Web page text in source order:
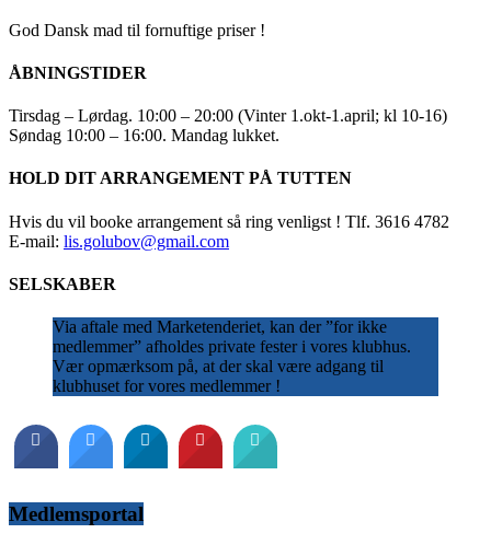
God Dansk mad til fornuftige priser !
ÅBNINGSTIDER
Tirsdag – Lørdag. 10:00 – 20:00 (Vinter 1.okt-1.april; kl 10-16)
Søndag 10:00 – 16:00. Mandag lukket.
HOLD DIT ARRANGEMENT PÅ TUTTEN
Hvis du vil booke arrangement så ring venligst ! Tlf. 3616 4782
E-mail: lis.golubov@gmail.com
SELSKABER
Via aftale med Marketenderiet, kan der ”for ikke
medlemmer” afholdes private fester i vores klubhus.
Vær opmærksom på, at der skal være adgang til
klubhuset for vores medlemmer !
Medlemsportal